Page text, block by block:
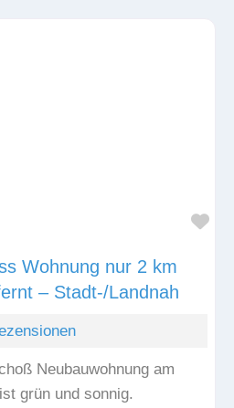
Wohnung nur 2 km
– Stadt-/Landnah
Neubauwohnung am
grün und sonnig.